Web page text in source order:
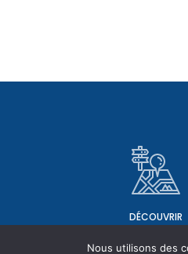
DÉCOUVRIR
Nous utilisons des